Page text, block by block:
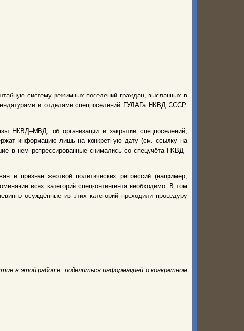
систему режимных поселений граждан, высланных в
и отделами спецпоселений ГУЛАГа НКВД СССР.
НКВД–МВД, об организации и закрытии спецпоселений,
информацию лишь на конкретную дату (см. ссылку на
в нем репрессированные снимались со спецучёта НКВД–
и признан жертвой политических репрессий (например,
всех категорий спецконтингента необходимо. В том
осуждённые из этих категорий проходили процедуру
в этой работе, поделиться информацией о конкретном